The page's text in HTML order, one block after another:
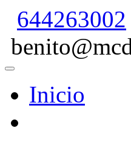
644263002
Inicio